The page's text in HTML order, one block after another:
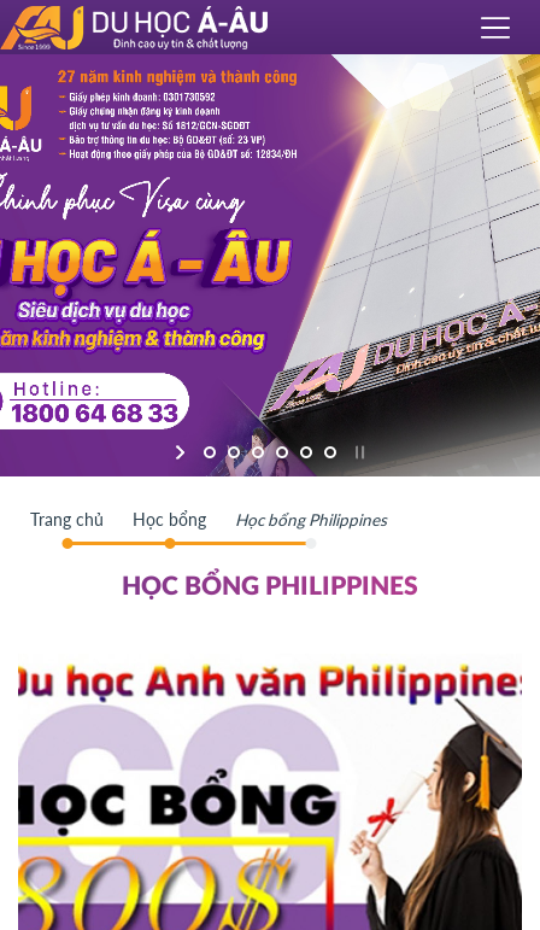
Trang chủ Học bổng Học bổng Philippines
HỌC BỔNG PHILIPPINES